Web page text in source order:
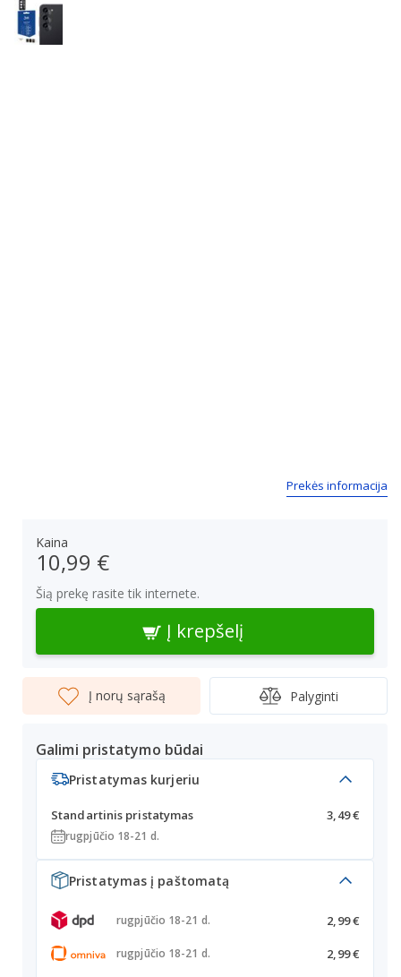
Prekės informacija
Kaina
10,99 €
Šią prekę rasite tik internete.
Į krepšelį
Į norų sąrašą Palyginti
Galimi pristatymo būdai
Pristatymas kurjeriu
Standartinis pristatymas 3,49 €
rugpjūčio 18-21 d.
Pristatymas į paštomatą
rugpjūčio 18-21 d. 2,99 €
rugpjūčio 18-21 d. 2,99 €